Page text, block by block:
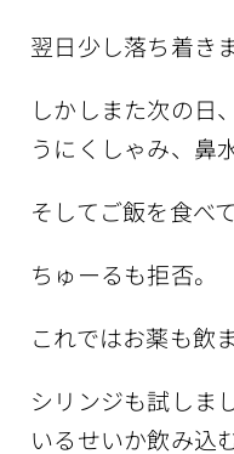
翌日少し落ち着き
しかしまた次の日
うにくしゃみ、鼻
そしてご飯を食べ
ちゅーるも拒否。
これではお薬も飲
シリンジも試しま
いるせいか飲み込